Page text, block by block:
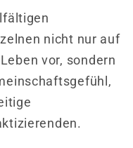
nicht nur auf
vor, sondern